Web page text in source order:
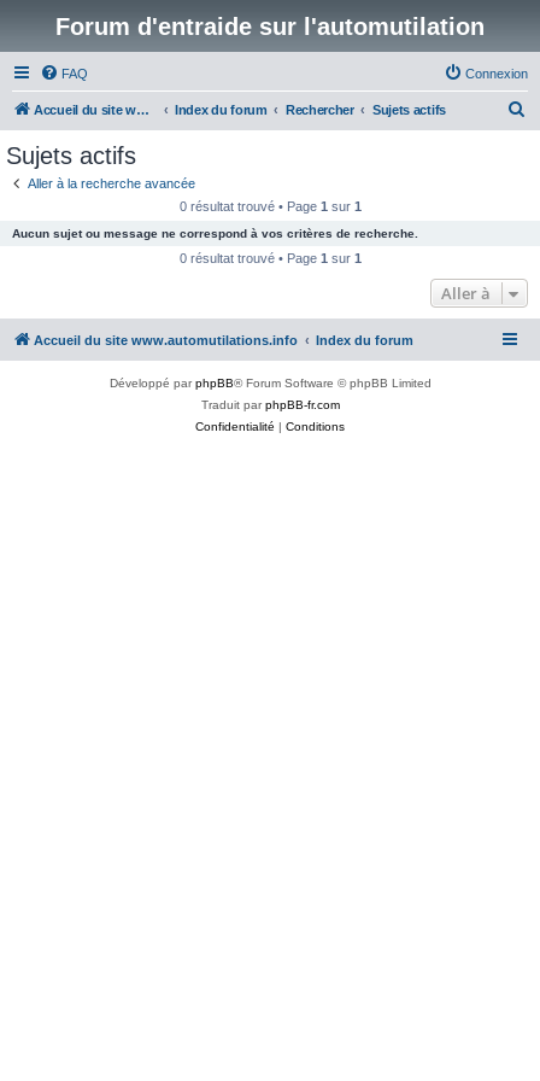
Forum d'entraide sur l'automutilation
FAQ Connexion
Accueil du site www.automutilations.info Index du forum Rechercher Sujets actifs
c
Sujets actifs
Aller à la recherche avancée
0 résultat trouvé • Page 1 sur 1
Aucun sujet ou message ne correspond à vos critères de recherche.
0 résultat trouvé • Page 1 sur 1
Aller à
Accueil du site www.automutilations.info Index du forum
Développé parphpBB® Forum Software © phpBB Limited
Traduit parphpBB-fr.com
Confidentialité | Conditions